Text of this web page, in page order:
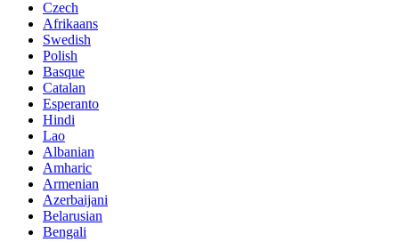
Czech
Afrikaans
Swedish
Polish
Basque
Catalan
Esperanto
Hindi
Lao
Albanian
Amharic
Armenian
Azerbaijani
Belarusian
Bengali